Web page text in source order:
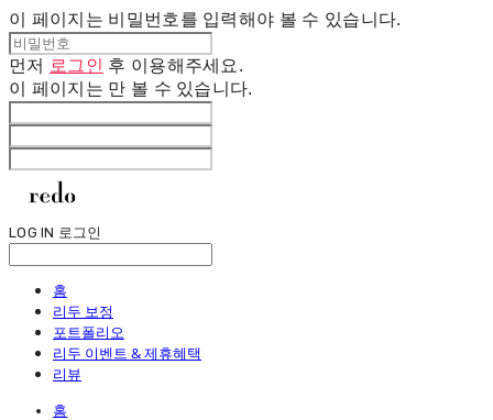
이 페이지는 비밀번호를 입력해야 볼 수 있습니다.
먼저 로그인 후 이용해주세요.
이 페이지는 만 볼 수 있습니다.
LOG IN 로그인
홈
리두 보정
포트폴리오
리두 이벤트 & 제휴혜택
리뷰
홈